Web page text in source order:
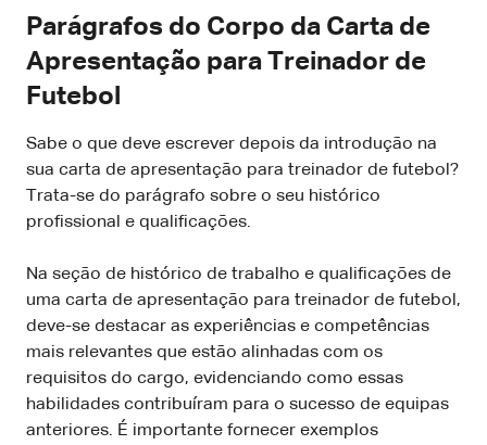
Parágrafos do Corpo da Carta de
Apresentação para Treinador de
Futebol
Sabe o que deve escrever depois da introdução na
sua carta de apresentação para treinador de futebol?
Trata-se do parágrafo sobre o seu histórico
profissional e qualificações.
Na seção de histórico de trabalho e qualificações de
uma carta de apresentação para treinador de futebol,
deve-se destacar as experiências e competências
mais relevantes que estão alinhadas com os
requisitos do cargo, evidenciando como essas
habilidades contribuíram para o sucesso de equipas
anteriores. É importante fornecer exemplos